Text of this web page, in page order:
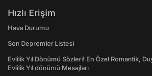
Hızlı Erişim
Hava Durumu
Son Depremler Listesi
Evlilik Yıl Dönümü Sözleri! En Özel Romantik,
Evlilik Yıl dönümü Mesajları